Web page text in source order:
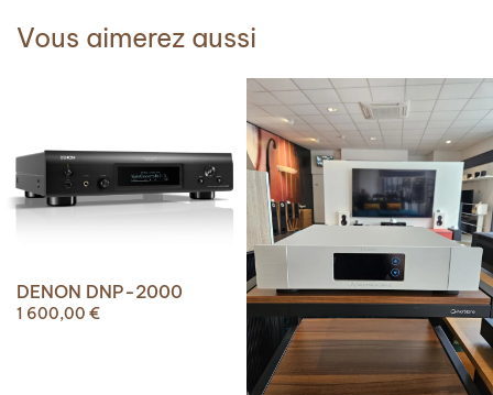
Vous aimerez aussi
DENON DNP-2000
1 600,00 €